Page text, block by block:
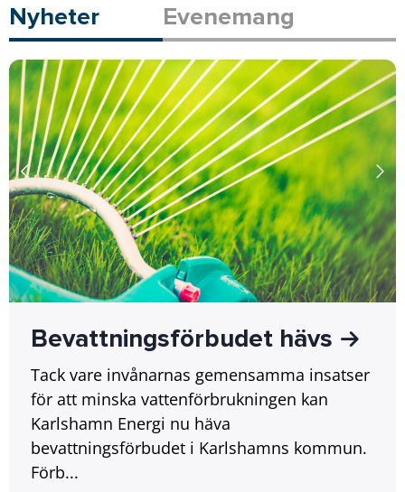
Nyheter Evenemang
Bevattningsförbudet hävs
Tack vare invånarnas gemensamma insatser
för att minska vattenförbrukningen kan
Karlshamn Energi nu häva
bevattningsförbudet i Karlshamns kommun.
Förb...